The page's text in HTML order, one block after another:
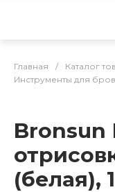
Главная / Каталог
Инструменты для
Bronsun
(белая),